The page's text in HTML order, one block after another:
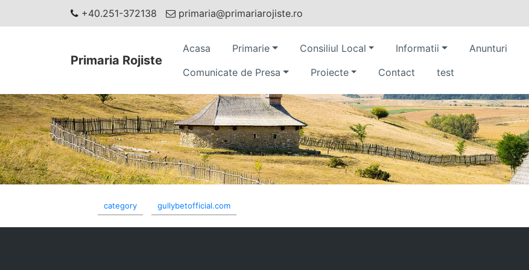
+40.251-372138 primaria@primariarojiste.ro
Primaria Rojiste
Acasa Primarie Consiliul Local Informatii Anunturi
Comunicate de Presa
Proiecte Contact test
category gullybetofficial.com